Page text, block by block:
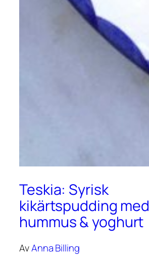
Teskia: Syrisk
kikärtspudding med
hummus & yoghurt
AvAnna Billing